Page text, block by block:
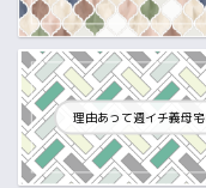
理由あって週イチ義母宅